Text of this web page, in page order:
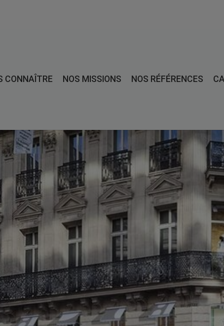
CONNAÎTRE NOS MISSIONS NOS RÉFÉRENCES